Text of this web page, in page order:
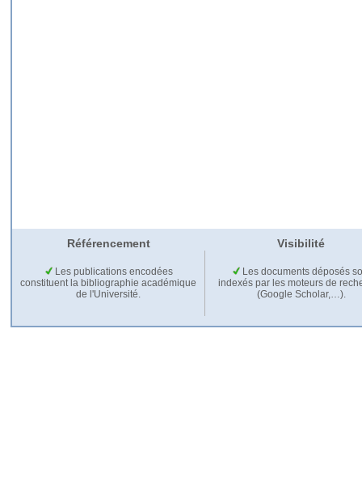
Référencement Visibilité
Les publications encodées
constituent la bibliographie académique
de l'Université.
Les documents déposés
indexés par les moteurs de
(Google Scholar,…).